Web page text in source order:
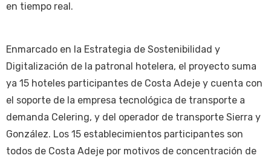
en tiempo real.
Enmarcado en la Estrategia de Sostenibilidad y
Digitalización de la patronal hotelera, el proyecto suma
ya 15 hoteles participantes de Costa Adeje y cuenta con
el soporte de la empresa tecnológica de transporte a
demanda Celering, y del operador de transporte Sierra y
González. Los 15 establecimientos participantes son
todos de Costa Adeje por motivos de concentración de